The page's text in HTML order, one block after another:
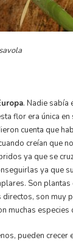
. Nadie sabía
flor era única
cuenta que
creían que
ya que se
ya que
Son
son muy
muchas especies
pueden crecer